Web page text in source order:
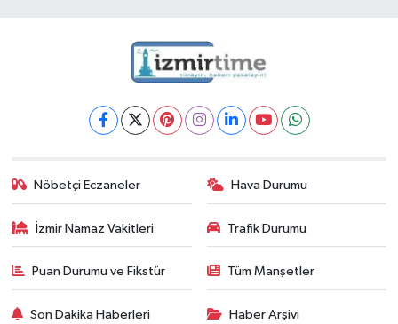
Nöbetçi Eczaneler Hava Durumu
İzmir Namaz Vakitleri Trafik Durumu
Puan Durumu ve Fikstür Tüm Manşetler
Son Dakika Haberleri Haber Arşivi